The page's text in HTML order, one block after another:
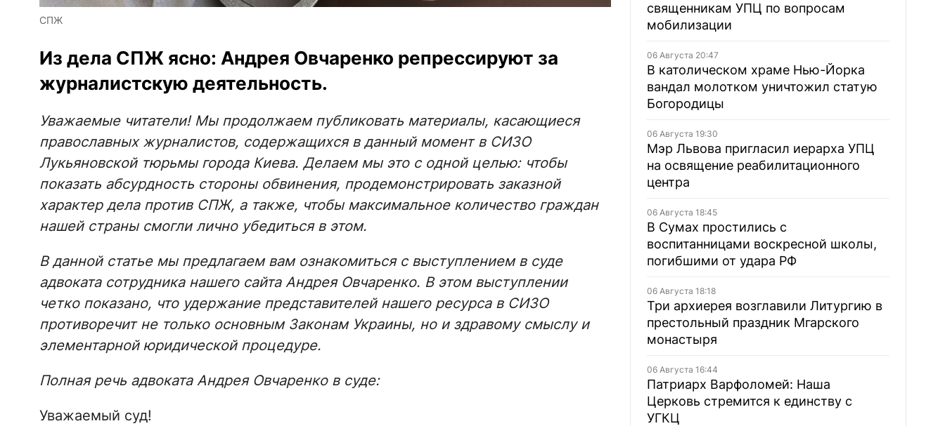
СПЖ
Из дела СПЖ ясно: Андрея Овчаренко репрессируют за
журналистскую деятельность.
Уважаемые читатели! Мы продолжаем публиковать материалы, касающиеся
православных журналистов, содержащихся в данный момент в СИЗО
Лукьяновской тюрьмы города Киева. Делаем мы это с одной целью: чтобы
показать абсурдность стороны обвинения, продемонстрировать заказной
характер дела против СПЖ, а также, чтобы максимальное количество граждан
нашей страны смогли лично убедиться в этом.
В данной статье мы предлагаем вам ознакомиться с выступлением в суде
адвоката сотрудника нашего сайта Андрея Овчаренко. В этом выступлении
четко показано, что удержание представителей нашего ресурса в СИЗО
противоречит не только основным Законам Украины, но и здравому смыслу и
элементарной юридической процедуре.
Полная речь адвоката Андрея Овчаренко в суде:
Уважаемый суд!
священникам УПЦ по вопросам
мобилизации
06 Августа 20:47
В католическом храме Нью-Йорка
вандал молотком уничтожил статую
Богородицы
06 Августа 19:30
Мэр Львова пригласил иерарха УПЦ
на освящение реабилитационного
центра
06 Августа 18:45
В Сумах простились с
воспитанницами воскресной школы,
погибшими от удара РФ
06 Августа 18:18
Три архиерея возглавили Литургию в
престольный праздник Мгарского
монастыря
06 Августа 16:44
Патриарх Варфоломей: Наша
Церковь стремится к единству с
УГКЦ